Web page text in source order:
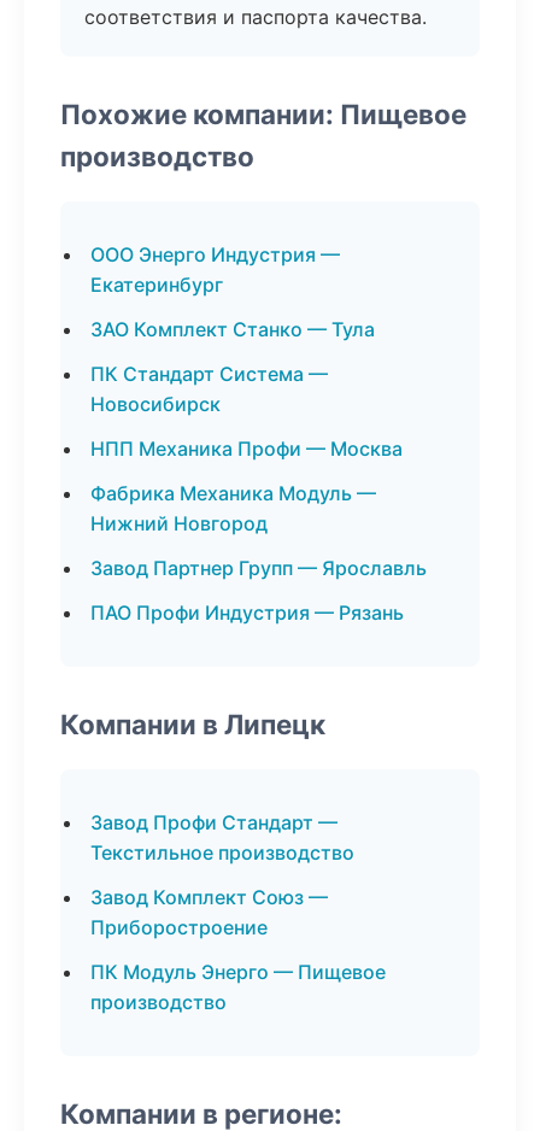
соответствия и паспорта качества.
Похожие компании: Пищевое
производство
ООО Энерго Индустрия —
Екатеринбург
ЗАО Комплект Станко — Тула
ПК Стандарт Система —
Новосибирск
НПП Механика Профи — Москва
Фабрика Механика Модуль —
Нижний Новгород
Завод Партнер Групп — Ярославль
ПАО Профи Индустрия — Рязань
Компании в Липецк
Завод Профи Стандарт —
Текстильное производство
Завод Комплект Союз —
Приборостроение
ПК Модуль Энерго — Пищевое
производство
Компании в регионе: